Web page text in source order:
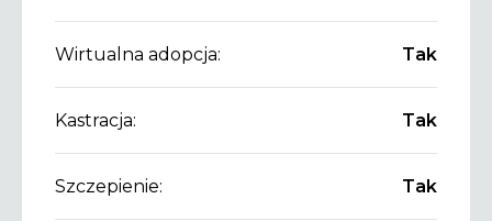
Wirtualna adopcja: Tak
Kastracja: Tak
Szczepienie: Tak